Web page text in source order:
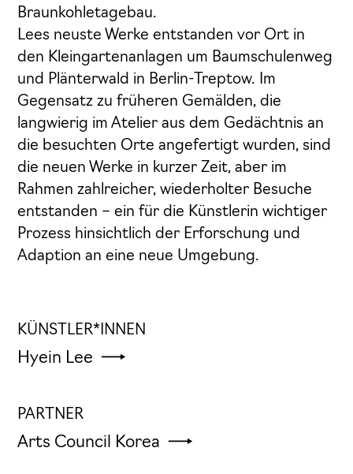
Braunkohletagebau.
Lees neuste Werke entstanden vor Ort in
den Kleingartenanlagen um Baumschulenweg
und Plänterwald in Berlin-Treptow. Im
Gegensatz zu früheren Gemälden, die
langwierig im Atelier aus dem Gedächtnis an
die besuchten Orte angefertigt wurden, sind
die neuen Werke in kurzer Zeit, aber im
Rahmen zahlreicher, wiederholter Besuche
entstanden – ein für die Künstlerin wichtiger
Prozess hinsichtlich der Erforschung und
Adaption an eine neue Umgebung.
KÜNSTLER*INNEN
Hyein Lee
PARTNER
Arts Council Korea